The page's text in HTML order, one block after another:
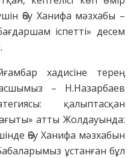
Әбу Ханифа мәзхабы –
іспетті» десем
хадисіне терең
– Н.Назарбаев
қалыптасқан
атты Жолдауында:
Әбу Ханифа мәзхабын
ұстанған бұл